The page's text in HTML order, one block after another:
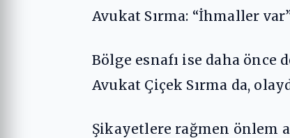
Avukat Sırma: “İhmaller
Bölge esnafı ise daha
Avukat Çiçek Sırma da,
Şikayetlere rağmen önlem